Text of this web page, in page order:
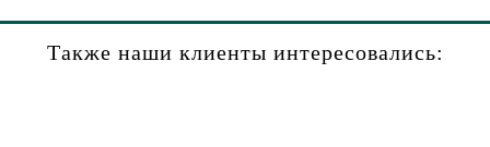
Также наши клиенты интересовались: